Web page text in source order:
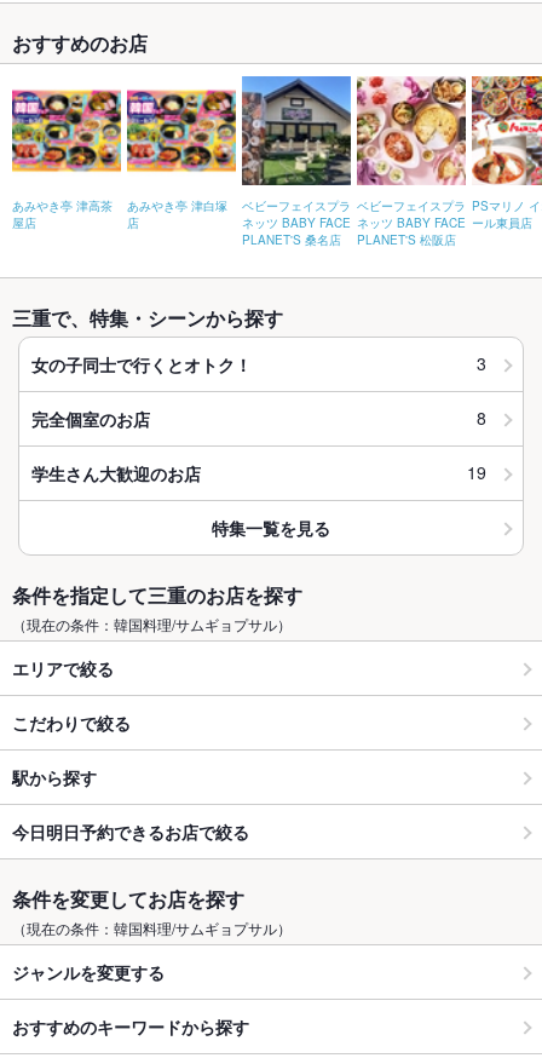
おすすめのお店
あみやき亭 津高茶
屋店
あみやき亭 津白塚
店
ベビーフェイスプラ
ネッツ BABY FACE
PLANET'S 桑名店
ベビーフェイスプラ
ネッツ BABY FACE
PLANET'S 松阪店
PSマリノ
ール東員店
三重で、特集・シーンから探す
女の子同士で行くとオトク！ 3
完全個室のお店 8
学生さん大歓迎のお店 19
特集一覧を見る
条件を指定して三重のお店を探す
（現在の条件：韓国料理/サムギョプサル）
エリアで絞る
こだわりで絞る
駅から探す
今日明日予約できるお店で絞る
条件を変更してお店を探す
（現在の条件：韓国料理/サムギョプサル）
ジャンルを変更する
おすすめのキーワードから探す